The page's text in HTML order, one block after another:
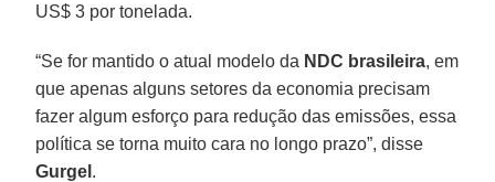
US$ 3 por tonelada.
“Se for mantido o atual modelo da NDC brasileira, em
que apenas alguns setores da economia precisam
fazer algum esforço para redução das emissões, essa
política se torna muito cara no longo prazo”, disse
Gurgel .